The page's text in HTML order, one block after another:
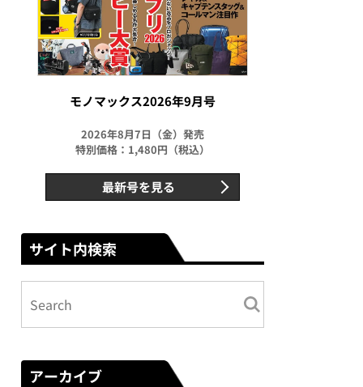
モノマックス2026年9月号
2026年8月7日（金）発売
特別価格：1,480円（税込）
最新号を見る
サイト内検索
アーカイブ